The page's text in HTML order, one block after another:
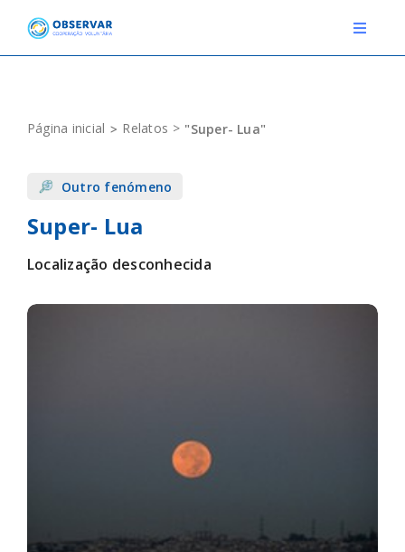
content
Toggle
EVENTOS
DEFINIÇÕES
F.A.Q.
Página inicial Relatos "Super- Lua"
Outro fenómeno
Super- Lua
Localização desconhecida